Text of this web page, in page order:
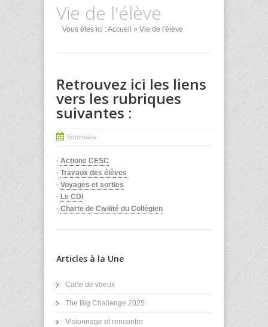
Vie de l'élève
Vous êtes ici :Accueil » Vie de l'élève
Retrouvez ici les liens
vers les rubriques
suivantes :
Sommaire
- Actions CESC
- Travaux des élèves
- Voyages et sorties
- Le CDI
- Charte de Civilité du Collègien
Articles à la Une
Carte de voeux
The Big Challenge 2025
Visionnage et rencontre